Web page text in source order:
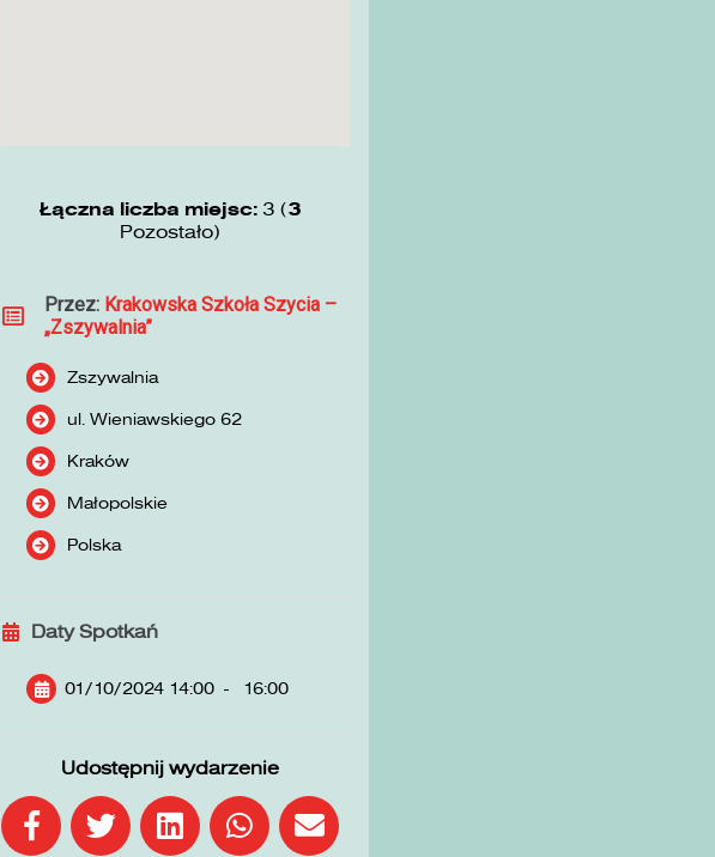
Łączna liczba miejsc: 3 (3
Pozostało)
Przez: Krakowska Szkoła Szycia –
„Zszywalnia”
Zszywalnia
ul. Wieniawskiego 62
Kraków
Małopolskie
Polska
Daty Spotkań
01/10/2024 14:00 - 16:00
Udostępnij wydarzenie